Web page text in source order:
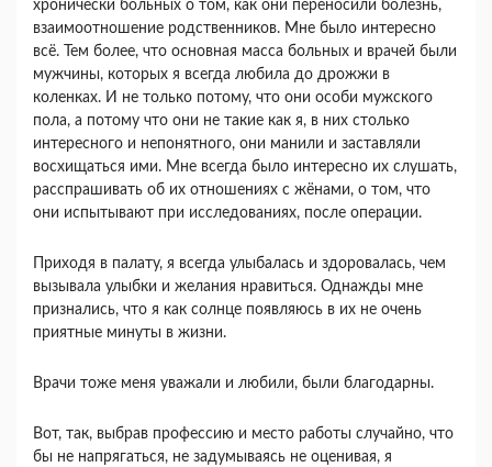
хронически больных о том, как они переносили болезнь,
взаимоотношение родственников. Мне было интересно
всё. Тем более, что основная масса больных и врачей были
мужчины, которых я всегда любила до дрожжи в
коленках. И не только потому, что они особи мужского
пола, а потому что они не такие как я, в них столько
интересного и непонятного, они манили и заставляли
восхищаться ими. Мне всегда было интересно их слушать,
расспрашивать об их отношениях с жёнами, о том, что
они испытывают при исследованиях, после операции.
Приходя в палату, я всегда улыбалась и здоровалась, чем
вызывала улыбки и желания нравиться. Однажды мне
признались, что я как солнце появляюсь в их не очень
приятные минуты в жизни.
Врачи тоже меня уважали и любили, были благодарны.
Вот, так, выбрав профессию и место работы случайно, что
бы не напрягаться, не задумываясь не оценивая, я